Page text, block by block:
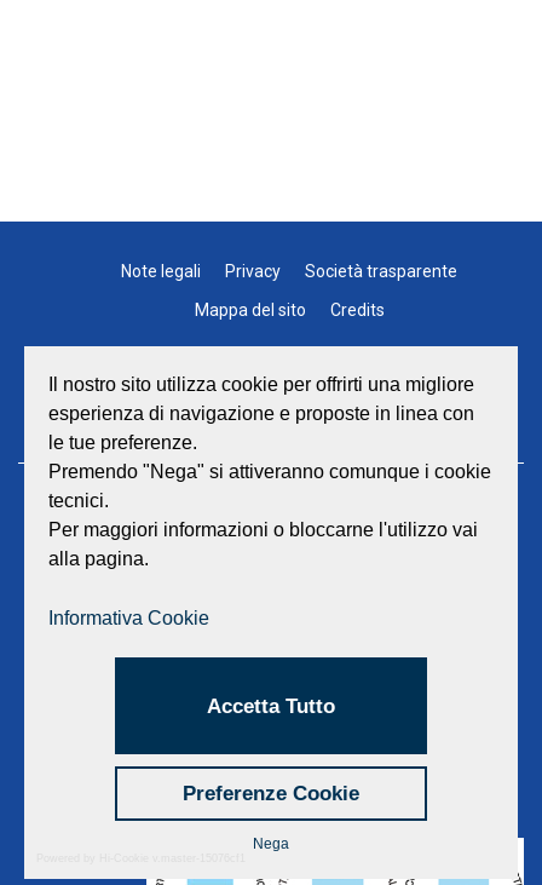
Note legali Privacy
Società trasparente
Mappa del sito
Credits
Sede legale e amministrativa:
Viale Lombardia 17 - 47838 Riccione
Capitale sociale euro 12.233.943,00 I.V.
Fax: 0541 643613
E-mail:info@geat.it
Il nostro sito utilizza cookie per offrirti una migliore
esperienza di navigazione e proposte in linea con
le tue preferenze.
Premendo "Nega" si attiveranno comunque i cookie
tecnici.
Per maggiori informazioni o bloccarne l'utilizzo vai
alla pagina.
Informativa Cookie
Accetta Tutto
Preferenze Cookie
Nega